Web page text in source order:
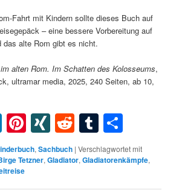
Fahrt mit Kindern sollte dieses Buch auf
– eine bessere Vorbereitung auf
das alte Rom gibt es nicht.
alten Rom. Im Schatten des Kolosseums,
ultramar media, 2025, 240 Seiten, ab 10,
LinkedIn
Pinterest
XINGRedditTumblr
,Sachbuch |Verschlagwortet mit
Tetzner,Gladiator,Gladiatorenkämpfe,